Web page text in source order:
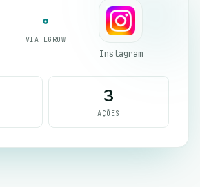
VIA EGROW
Instagram
3
AÇÕES